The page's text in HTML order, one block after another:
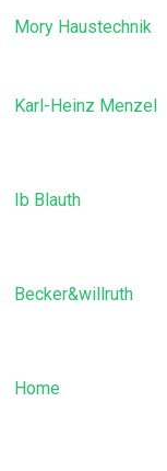
Mory Haustechnik
Karl-Heinz Menzel
Ib Blauth
Becker&willruth
Home